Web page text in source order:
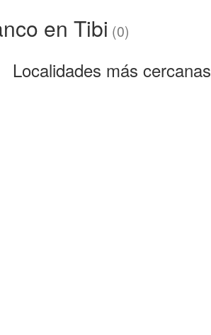
en Tibi (0)
Localidades más cercanas